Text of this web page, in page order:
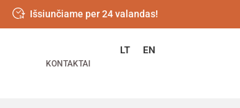
Išsiunčiame per 24 valandas!
KONTAKTAI
LT EN